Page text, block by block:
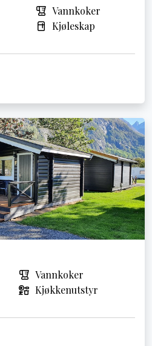
Vannkoker
Kjøleskap
Vannkoker
Kjøkkenutstyr